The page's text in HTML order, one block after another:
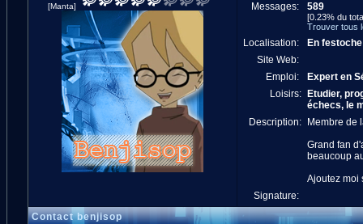
[Manta]
Messages:
589
[0.23% du
Trouver tous
Localisation:
En
Site Web:
Emploi:
Expert en
Loisirs:
Etudier,
échecs, le
Description:
Membre de
Grand fan
beaucoup
Ajoutez moi
Signature:
Contact benjisop